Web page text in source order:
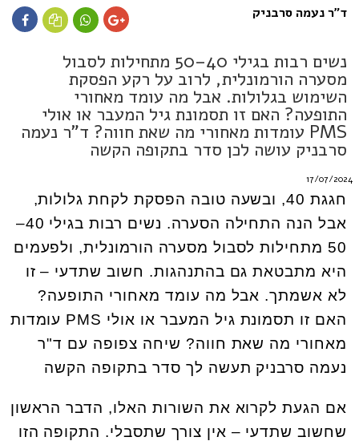
ד"ר נעמה סרבניק
נשים רבות בגילי 40–50 מתחילות לסבול
מסערה הורמונלית, לרוב על רקע הפסקת
השימוש בגלולות. אבל מה עומד מאחורי
התופעה? האם זו תסמונת גיל המעבר או אולי
PMS עומדות מאחורי מה שאת חווה? ד"ר נעמה
סרבניק עושה לכן סדר בתקופה הקשה
17/07/2024
חגגת 40, ובשעה טובה הפסקת לקחת גלולות,
אבל הנה התחילה הסערה. נשים רבות בגילי 40–
50 מתחילות לסבול מסערה הורמונלית, ולפעמים
היא מתבטאת גם בהתנהגות. חשוב שתדעי – זו
לא אשמתך. אבל מה עומד מאחורי התופעה?
האם זו תסמונת גיל המעבר או אולי PMS עומדות
מאחורי מה שאת חווה? שיחה צפופה עם ד"ר
נעמה סרבניק תעשה לך סדר בתקופה הקשה
אם הגעת לקרוא את השורות האלו, הדבר הראשון
שחשוב שתדעי – אין צורך שתסבלי. התקופה הזו